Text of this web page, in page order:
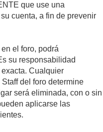
que use una
cuenta, a fin de prevenir
el foro, podrá
su responsabilidad
Cualquier
del foro determine
será eliminada, con o sin
aplicarse las